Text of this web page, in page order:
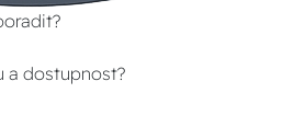
a dostupnost?